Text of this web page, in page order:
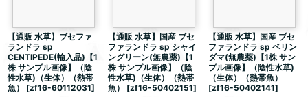
【通販 水草】ブセファ
ランドラ sp
CENTIPEDE(輸入品)【1
株 サンプル画像】（陰
性水草)（生体）（熱帯
魚）
[zf16-60112031]
【通販 水草】国産 ブセ
ファランドラ sp シャイ
ングリーン(無農薬)【1
株 サンプル画像】（陰
性水草)（生体）（熱帯
魚）
[zf16-50402151]
【通販 水草】国産 ブセ
ファランドラ sp ベリン
ダマ(無農薬)【1株 サン
プル画像】（陰性水草)
（生体）（熱帯魚）
[zf16-50402141]